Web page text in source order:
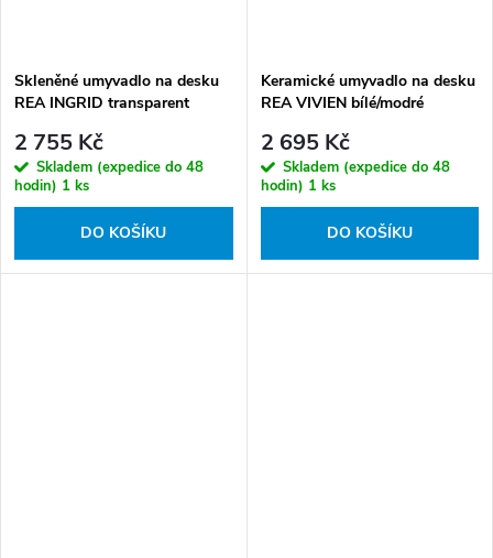
Skleněné umyvadlo na desku
REA INGRID transparent
2 755 Kč
Skladem (expedice do 48
hodin) 1 ks
DO KOŠÍKU
Keramické umyvadlo na desku
REA VIVIEN bílé/modré
2 695 Kč
Skladem (expedice do 48
hodin) 1 ks
DO KOŠÍKU